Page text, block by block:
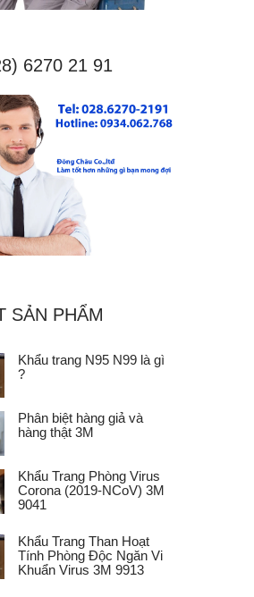
6270 21 91
SẢN PHẨM
Khẩu trang N95 N99 là gì
?
Phân biệt hàng giả và
hàng thật 3M
Khẩu Trang Phòng Virus
Corona (2019-NCoV) 3M
9041
Khẩu Trang Than Hoạt
Tính Phòng Độc Ngăn Vi
Khuẩn Virus 3M 9913